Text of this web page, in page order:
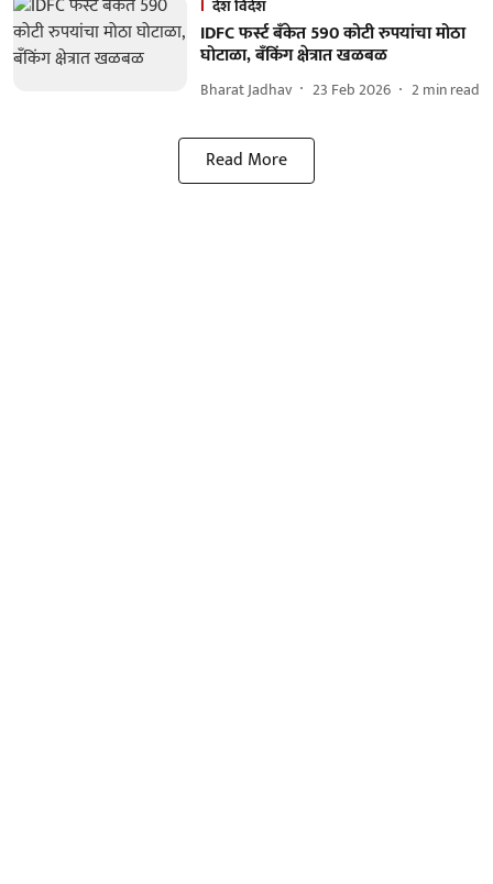
देश विदेश
IDFC फर्स्ट बँकेत 590 कोटी रुपयांचा मोठा
घोटाळा, बँकिंग क्षेत्रात खळबळ
Bharat Jadhav 23 Feb 2026 2min read
Read More